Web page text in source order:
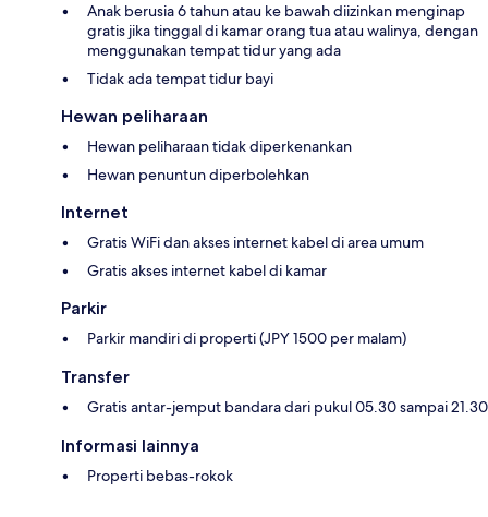
Anak berusia 6 tahun atau ke bawah diizinkan menginap
gratis jika tinggal di kamar orang tua atau walinya, dengan
menggunakan tempat tidur yang ada
Tidak ada tempat tidur bayi
Hewan peliharaan
Hewan peliharaan tidak diperkenankan
Hewan penuntun diperbolehkan
Internet
Gratis WiFi dan akses internet kabel di area umum
Gratis akses internet kabel di kamar
Parkir
Parkir mandiri di properti (JPY 1500 per malam)
Transfer
Gratis antar-jemput bandara dari pukul 05.30 sampai 21.30
Informasi lainnya
Properti bebas-rokok